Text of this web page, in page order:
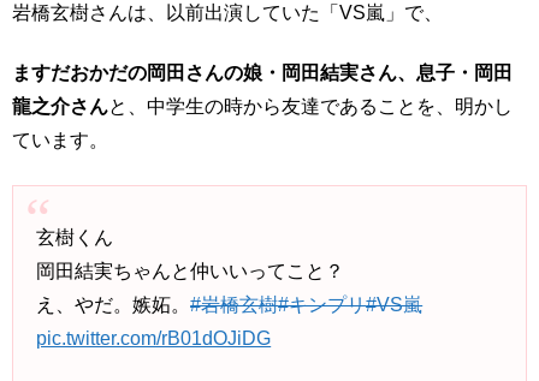
岩橋玄樹さんは、以前出演していた「VS嵐」で、
ますだおかだの岡田さんの娘・岡田結実さん、息子・岡田
龍之介さんと、中学生の時から友達であることを、明かし
ています。
玄樹くん
岡田結実ちゃんと仲いいってこと？
え、やだ。嫉妬。#岩橋玄樹#キンプリ#VS嵐
pic.twitter.com/rB01dOJiDG